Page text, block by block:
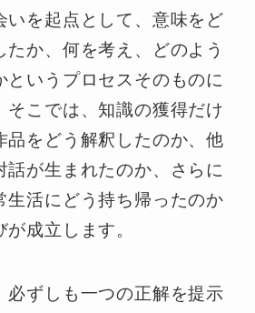
いを起点として、意味をど
か、何を考え、どのよう
というプロセスそのものに
そこでは、知識の獲得だけ
品をどう解釈したのか、他
話が生まれたのか、さらに
生活にどう持ち帰ったのか
成立します。
必ずしも一つの正解を提示